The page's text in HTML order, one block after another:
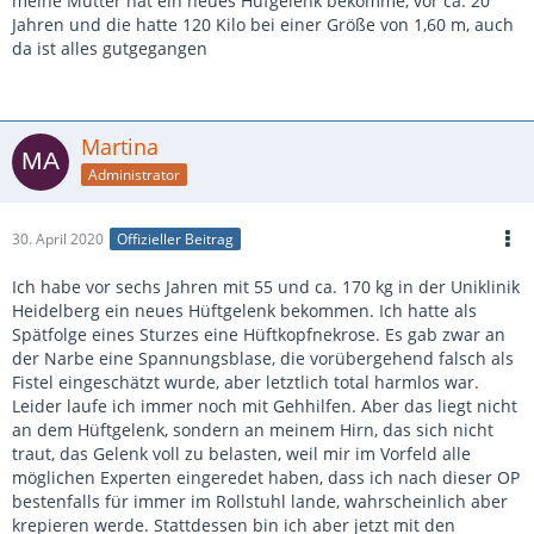
Jahren und die hatte 120 Kilo bei einer Größe von 1,60 m, auch
da ist alles gutgegangen
Martina
Administrator
30. April 2020 Offizieller Beitrag
Ich habe vor sechs Jahren mit 55 und ca. 170 kg in der Uniklinik
Heidelberg ein neues Hüftgelenk bekommen. Ich hatte als
Spätfolge eines Sturzes eine Hüftkopfnekrose. Es gab zwar an
der Narbe eine Spannungsblase, die vorübergehend falsch als
Fistel eingeschätzt wurde, aber letztlich total harmlos war.
Leider laufe ich immer noch mit Gehhilfen. Aber das liegt nicht
an dem Hüftgelenk, sondern an meinem Hirn, das sich nicht
traut, das Gelenk voll zu belasten, weil mir im Vorfeld alle
möglichen Experten eingeredet haben, dass ich nach dieser OP
bestenfalls für immer im Rollstuhl lande, wahrscheinlich aber
krepieren werde. Stattdessen bin ich aber jetzt mit den